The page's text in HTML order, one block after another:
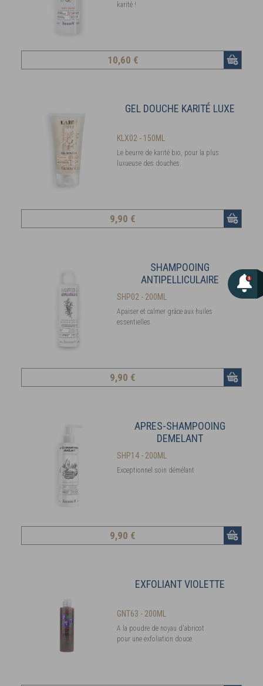
karité !
10,60 €
GEL DOUCHE KARITÉ LUXE
KLX02 - 150ML
Le beurre de karité bio, pour la plus
luxueuse des douches.
9,90 €
SHAMPOOING
ANTIPELLICULAIRE
SHP02 - 200ML
Apaiser et calmer grâce aux huiles
essentielles.
9,90 €
APRES-SHAMPOOING
DEMELANT
SHP14 - 200ML
Exceptionnel soin démélant
9,90 €
EXFOLIANT VIOLETTE
GNT63 - 200ML
A la poudre de noyau d'abricot
pour une exfoliation douce.